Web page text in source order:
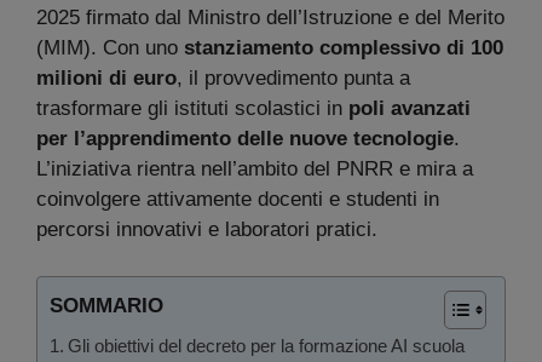
2025 firmato dal Ministro dell’Istruzione e del Merito
(MIM). Con uno stanziamento complessivo di 100
milioni di euro, il provvedimento punta a
trasformare gli istituti scolastici in poli avanzati
per l’apprendimento delle nuove tecnologie.
L’iniziativa rientra nell’ambito del PNRR e mira a
coinvolgere attivamente docenti e studenti in
percorsi innovativi e laboratori pratici.
SOMMARIO
Gli obiettivi del decreto per la formazione AI scuola